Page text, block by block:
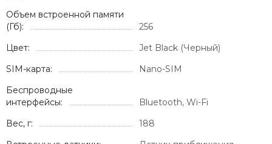
Объем встроенной памяти
(Гб):
256
Цвет:
Jet Black (Черный)
SIM-карта:
Nano-SIM
Беспроводные
интерфейсы:
Bluetooth, Wi-Fi
Вес, г:
188